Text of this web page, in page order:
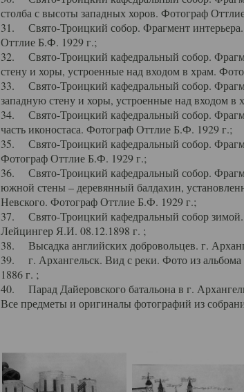
столба с высоты западных хоров. Фотограф
31. Свято-Троицкий собор. Фрагмент интерьера.
Оттлие Б.Ф. 1929 г.;
32. Свято-Троицкий кафедральный собор.
стену и хоры, устроенные над входом в храм.
33. Свято-Троицкий кафедральный собор.
западную стену и хоры, устроенные над входом
34. Свято-Троицкий кафедральный собор.
часть иконостаса. Фотограф Оттлие Б.Ф. 1929 г.;
35. Свято-Троицкий кафедральный собор.
Фотограф Оттлие Б.Ф. 1929 г.;
36. Свято-Троицкий кафедральный собор.
южной стены – деревянный балдахин,
Невского. Фотограф Оттлие Б.Ф. 1929 г.;
37. Свято-Троицкий кафедральный собор
Лейцингер Я.И. 08.12.1898 г. ;
38. Высадка английских добровольцев. г.
39. г. Архангельск. Вид с реки. Фото из
1886 г. ;
40. Парад Дайеровского батальона в г.
Все предметы и оригиналы фотографий из